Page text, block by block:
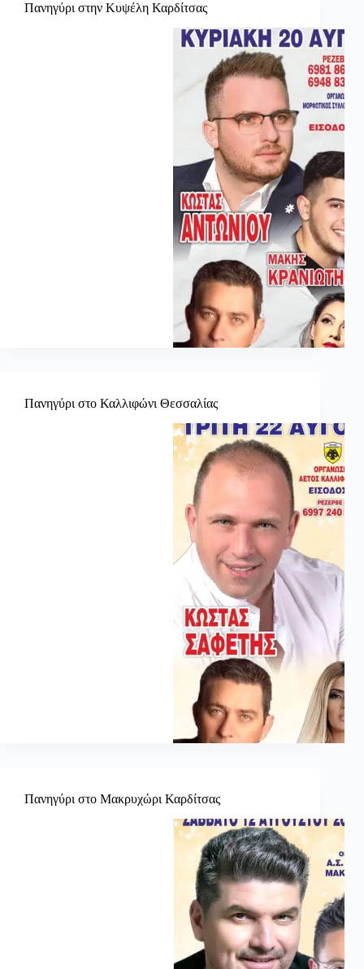
Πανηγύρι στην Κυψέλη Καρδίτσας
Πανηγύρι στο Καλλιφώνι Θεσσαλίας
Πανηγύρι στο Μακρυχώρι Καρδίτσας